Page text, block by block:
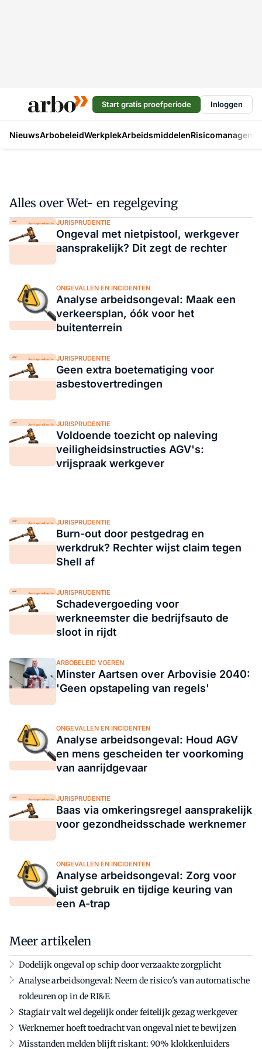
Start gratis proefperiode Inloggen
NieuwsArbobeleidWerkplekArbeidsmiddelen
Alles over Wet- en regelgeving
JURISPRUDENTIE
Ongeval met nietpistool, werkgever
aansprakelijk? Dit zegt de rechter
ONGEVALLEN EN INCIDENTEN
Analyse arbeidsongeval: Maak een
verkeersplan, óók voor het
buitenterrein
JURISPRUDENTIE
Geen extra boetematiging voor
asbestovertredingen
JURISPRUDENTIE
Voldoende toezicht op naleving
veiligheidsinstructies AGV's:
vrijspraak werkgever
JURISPRUDENTIE
Burn-out door pestgedrag en
werkdruk? Rechter wijst claim tegen
Shell af
JURISPRUDENTIE
Schadevergoeding voor
werkneemster die bedrijfsauto de
sloot in rijdt
ARBOBELEID VOEREN
Minster Aartsen over Arbovisie 2040:
'Geen opstapeling van regels'
ONGEVALLEN EN INCIDENTEN
Analyse arbeidsongeval: Houd AGV
en mens gescheiden ter voorkoming
van aanrijdgevaar
JURISPRUDENTIE
Baas via omkeringsregel aansprakelijk
voor gezondheidsschade werknemer
ONGEVALLEN EN INCIDENTEN
Analyse arbeidsongeval: Zorg voor
juist gebruik en tijdige keuring van
een A-trap
Meer artikelen
Dodelijk ongeval op schip door verzaakte zorgplicht
Analyse arbeidsongeval: Neem de risico's van automatische
roldeuren op in de RI&E
Stagiair valt wel degelijk onder feitelijk gezag werkgever
Werknemer hoeft toedracht van ongeval niet te bewijzen
Misstanden melden blijft riskant: 90% klokkenluiders